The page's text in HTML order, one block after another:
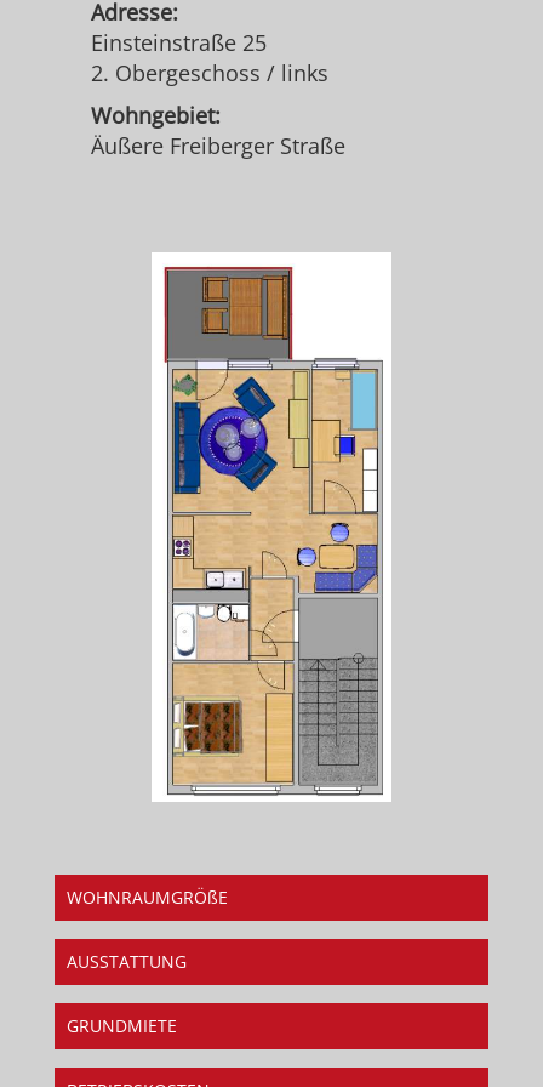
Adresse:
Einsteinstraße 25
2. Obergeschoss / links
Wohngebiet:
Äußere Freiberger Straße
WOHNRAUMGRÖßE
AUSSTATTUNG
GRUNDMIETE